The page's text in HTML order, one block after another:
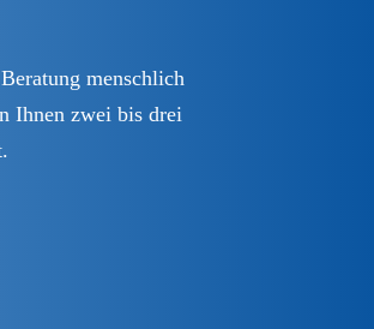
menschlich
Ihnen zwei bis drei